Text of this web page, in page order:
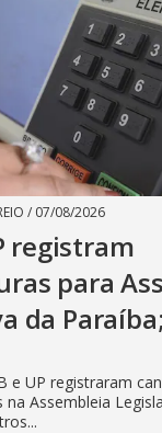
/ 07/08/2026
registram
para
da
e UP registraram
na Assembleia